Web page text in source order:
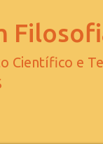
Científico e